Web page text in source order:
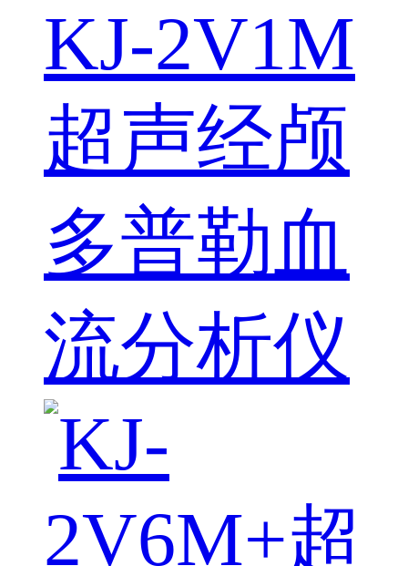
KJ-2V1M
超声经颅
多普勒血
流分析仪